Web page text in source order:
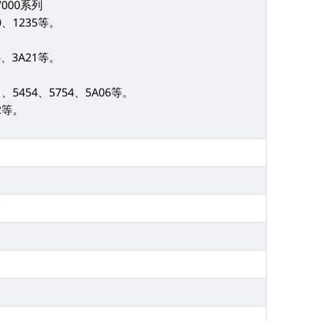
系列
1235等。
3A21等。
5454、5754、5A06等。
。